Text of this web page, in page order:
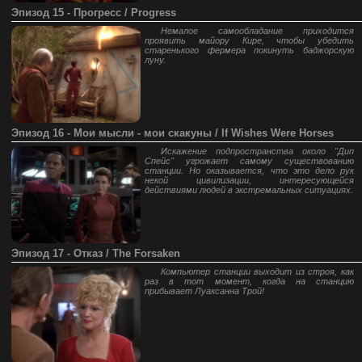
Эпизод 15 - Прогресс / Progress
Немалое самообладание приходится
проявить майору Кире, чтобы убедить
старенького фермера покинуть баджорскую
луну.
Эпизод 16 - Мои мысли - мои скакуны / If Wishes Were Horses
Искажение подпространства около "Дип
Спейс" угрожает самому существованию
станции. Но оказывается, что это дело рук
некой цивилизации, интересующейся
действиями людей в экстремальных ситуациях.
Эпизод 17 - Отказ / The Forsaken
Компьютер станции выходит из строя, как
раз в тот момент, когда на станцию
прибывает Луаксанна Трой!